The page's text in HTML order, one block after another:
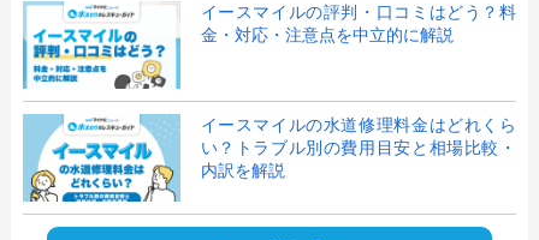
イースマイルの評判・口コミはどう？料
金・対応・注意点を中立的に解説
イースマイルの水道修理料金はどれくら
い？トラブル別の費用目安と相場比較・
内訳を解説